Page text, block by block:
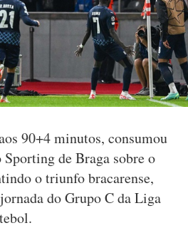
90+4 minutos, consumou
de Braga sobre o
o triunfo bracarense,
do Grupo C da Liga